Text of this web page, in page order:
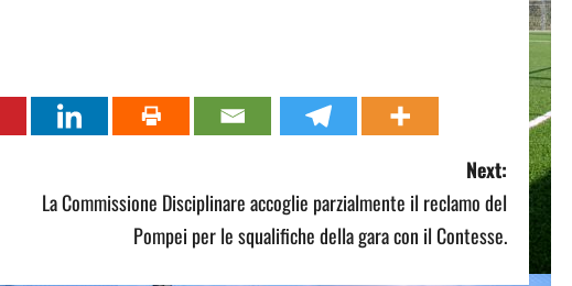
Next:
La Commissione Disciplinare accoglie parzialmente il reclamo del
Pompei per le squalifiche della gara con il Contesse.